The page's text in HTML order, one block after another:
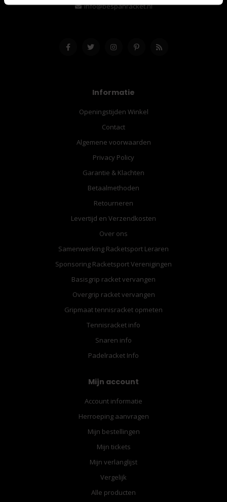
info@bespanracket.nl
Informatie
Openingstijden Winkel
Contact
Algemene voorwaarden
Privacy Policy
Garantie & Klachten
Betaalmethoden
Retourneren
Levertijd en Verzendkosten
Over ons
Samenwerking Racketsport Leraren
Sponsoring Racketsport Verenigingen
Basisgrip racket vervangen
Overgrip racket vervangen
Gripmaat tennisracket opmeten
Tennisracket info
Snaren info
Padelracket Info
Mijn account
Account informatie
Herroeping aanvragen
Mijn bestellingen
Mijn tickets
Mijn verlanglijst
Vergelijk
Alle producten